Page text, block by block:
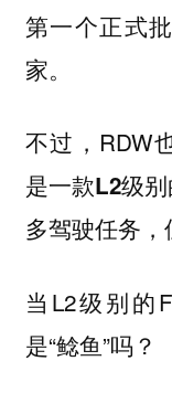
第一个正式
家。
不过，RDW
是一款L2级别
多驾驶任务，
当L2级别的
是“鲶鱼”吗？